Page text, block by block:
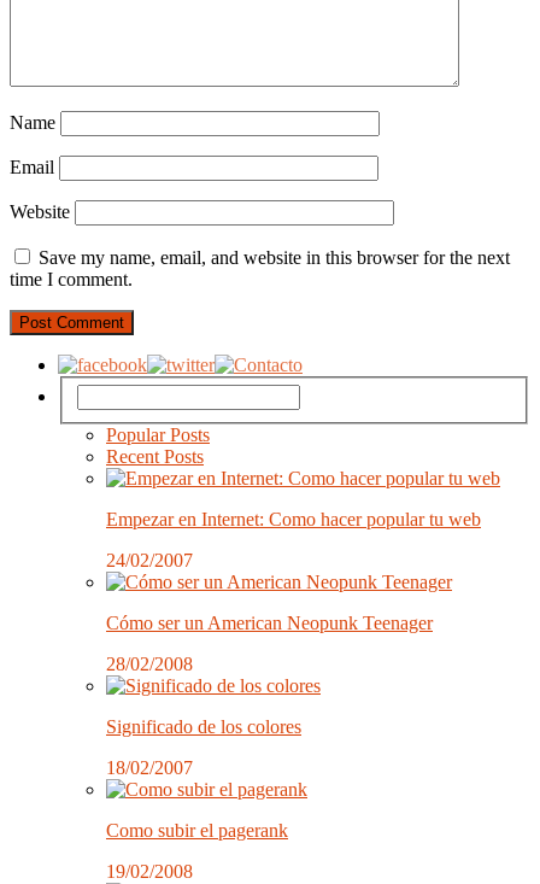
Name
Email
Website
Save my name, email, and website in this browser for the next
time I comment.
Popular Posts
Recent Posts
Empezar en Internet: Como hacer popular tu web
24/02/2007
Cómo ser un American Neopunk Teenager
28/02/2008
Significado de los colores
18/02/2007
Como subir el pagerank
19/02/2008